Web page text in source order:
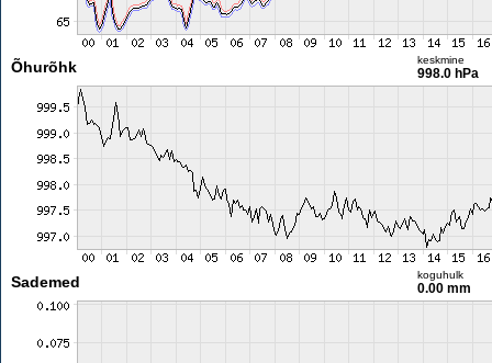
Õhurõhk keskmine
998.0 hPa
Sademed koguhulk
0.00 mm